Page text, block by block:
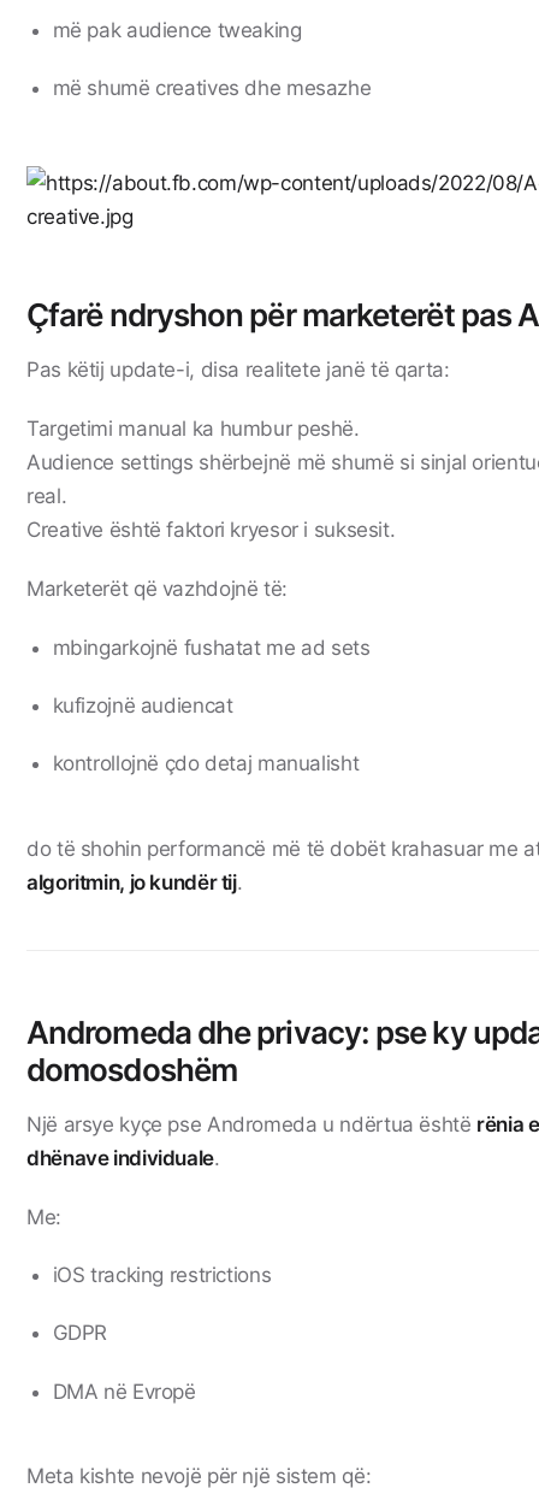
më pak audience tweaking
më shumë creatives dhe mesazhe
Çfarë ndryshon për marketerët pas
Pas këtij update-i, disa realitete janë të qarta:
Targetimi manual ka humbur peshë.
Audience settings shërbejnë më shumë si sinjal
real.
Creative është faktori kryesor i suksesit.
Marketerët që vazhdojnë të:
mbingarkojnë fushatat me ad sets
kufizojnë audiencat
kontrollojnë çdo detaj manualisht
do të shohin performancë më të dobët krahasuar me
algoritmin, jo kundër tij.
Andromeda dhe privacy: pse ky
domosdoshëm
Një arsye kyçe pse Andromeda u ndërtua është rënia
dhënave individuale.
Me:
iOS tracking restrictions
GDPR
DMA në Evropë
Meta kishte nevojë për një sistem që: